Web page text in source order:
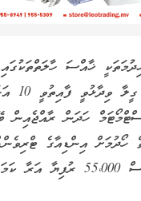
ޚާއްސަ
ހަދަން ރާއްޖެއިން
ހޯދުމަށް އިންޑިއާގެ